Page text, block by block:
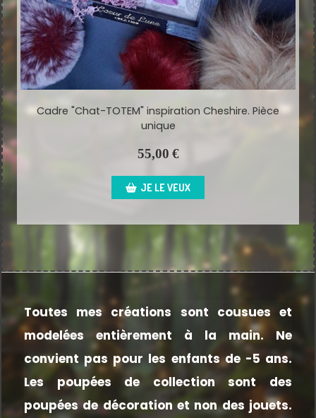
Cadre "Chat-TOTEM" inspiration Cheshire. Pièce
unique
55,00 €
JE LE VEUX
Toutes mes créations sont cousues et
modelées entièrement à la main. Ne
convient pas pour les enfants de -5 ans.
Les poupées de collection sont des
poupées de décoration et non des jouets.